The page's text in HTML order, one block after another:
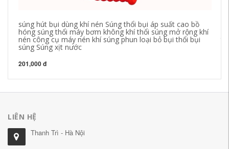
súng hút bụi dùng khí nén Súng thổi bụi áp suất cao bồ
hóng súng thổi máy bơm không khí thổi súng mở rộng khí
nén công cụ máy nén khí súng phun loại bỏ bụi thổi bụi
súng Súng xịt nước
201,000 đ
LIÊN HỆ
Thanh Trì - Hà Nội